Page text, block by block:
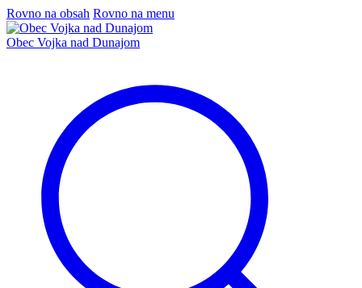
Rovno na obsah Rovno na menu
Obec Vojka nad Dunajom